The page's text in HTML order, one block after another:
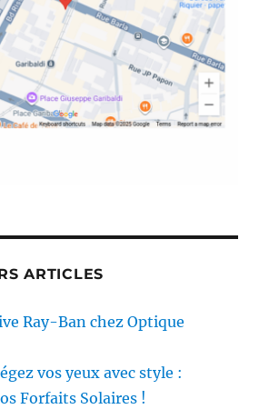
ARTICLES
Ray-Ban chez Optique
vos yeux avec style :
Forfaits Solaires !